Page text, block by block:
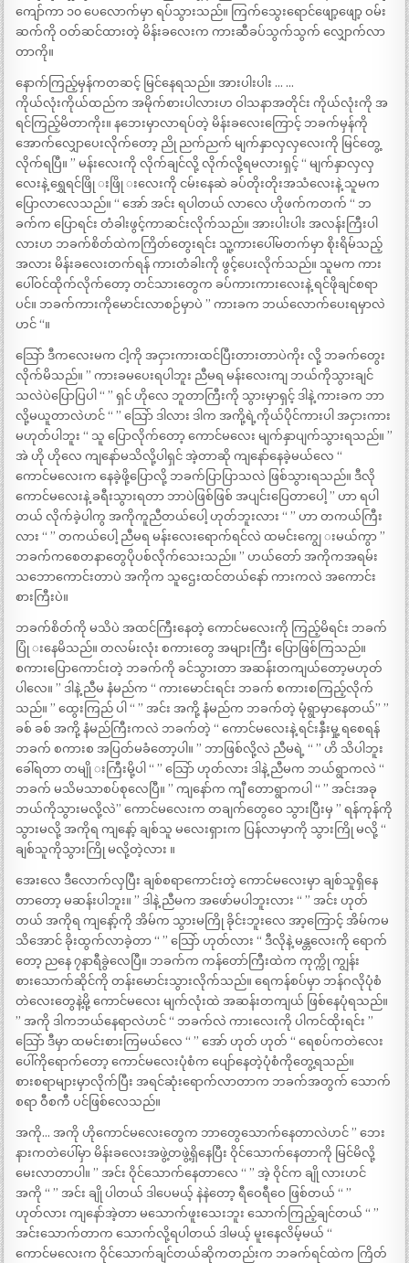
ကျော်ကာ ၁၀ ပေလောက်မှာ ရပ်သွားသည်။ ကြက်သွေးရောင်ဖျော့ဖျော့ ဝမ်း
ဆက်ကို ဝတ်ဆင်ထားတဲ့ မိန်းခလေးက ကားဆီခပ်သွက်သွက် လျှောက်လာ
တာကို။
နောက်ကြည့်မှန်ကတဆင့် မြင်နေရသည်။ အားပါးပါး … …
ကိုယ်လုံးကိုယ်ထည်က အမိုက်စားပါလားဟ ဝါသနာအတိုင်း ကိုယ်လုံးကို အ
ရင်ကြည့်မိတာကိုး။ နဘေးမှာလာရပ်တဲ့ မိန်းခလေးကြောင့် ဘခက်မှန်ကို
အောက်လျှောပေးလိုက်တော့ ညို ညက်ညက် မျက်နှာလှလှလေးကို မြင်တွေ့
လိုက်ရပြီ။ ” မန်းလေးကို လိုက်ချင်လို့ လိုက်လို့ရမလားရှင့် “ မျက်နှာလှလှ
လေးနဲ့ ရွှေရင်ဖြို းဖြို းလေးကို ငမ်းနေဆဲ ခပ်တိုးတိုးအသံလေးနဲ့ သူမက
ပြောလာလေသည်။ “ အော် အင်း ရပါတယ် လာလေ ဟိုဖက်ကတက် “ ဘ
ခက်က ပြောရင်း တံခါးဖွင့်ကာဆင်းလိုက်သည်။ အားပါးပါး အလန်းကြီးပါ
လားဟ ဘခက်စိတ်ထဲကကြိတ်တွေးရင်း သူ့ကားပေါ်မတက်မှာ စိုးရိမ်သည့်
အလား မိန်းခလေးတက်ရန် ကားတံခါးကို ဖွင့်ပေးလိုက်သည်။ သူမက ကား
ပေါ်ဝင်ထိုက်လိုက်တော့ တင်သားတွေက ခပ်ကားကားလေးနဲ့ ရင်ဖိုချင်စရာ
ပင်။ ဘခက်ကားကိုမောင်းလာစဉ်မှာပဲ ” ကားခက ဘယ်လောက်ပေးရမှာလဲ
ဟင် “။
သြော် ဒီကလေးမက ငါ့ကို အငှားကားထင်ပြီးတားတာပဲကိုး လို့ ဘခက်တွေး
လိုက်မိသည်။ ” ကားခမပေးရပါဘူး ညီမရ မန်းလေးကျ ဘယ်ကိုသွားချင်
သလဲပဲပြောပြပါ “ ” ရှင် ဟိုလေ ဘူတာကြီးကို သွားမှာရှင့် ဒါနဲ့ ကားခက ဘာ
လို့မယူတာလဲဟင် “ ” သြော် ဒါလား ဒါက အကို့ရဲ့ကိုယ်ပိုင်ကားပါ အငှားကား
မဟုတ်ပါဘူး “ သူ ပြောလိုက်တော့ ကောင်မလေး မျက်နှာပျက်သွားရသည်။ ”
အဲ ဟို ဟိုလေ ကျနော်မသိလို့ပါရှင် အဲ့တာဆို ကျနော်နေခဲ့မယ်လေ “
ကောင်မလေးက နေခဲ့ဖို့ပြောလို့ ဘခက်ပြာပြာသလဲ ဖြစ်သွားရသည်။ ဒီလို
ကောင်မလေးနဲ့ ခရီးသွားရတာ ဘာပဲဖြစ်ဖြစ် အပျင်းပြေတာပေါ့ ” ဟာ ရပါ
တယ် လိုက်ခဲ့ပါကွ အကိုကူညီတယ်ပေါ့ ဟုတ်ဘူးလား “ ” ဟာ တကယ်ကြီး
လား “ ” တကယ်ပေါ့ ညီမရ မန်းလေးရောက်ရင်လဲ ထမင်းကျွေ းမယ်ကွာ ”
ဘခက်ကစေတနာတွေပိုပစ်လိုက်သေးသည်။ ” ဟယ်တော် အကိုကအရမ်း
သဘောကောင်းတာပဲ အကိုက သူဌေးထင်တယ်နော် ကားကလဲ အကောင်း
စားကြီးပဲ။
ဘခက်စိတ်ကို မသိပဲ အထင်ကြီးနေတဲ့ ကောင်မလေးကို ကြည့်မိရင်း ဘခက်
ပြုံ းနေမိသည်။ တလမ်းလုံး စကားတွေ အများကြီး ပြောဖြစ်ကြသည်။
စကားပြောကောင်းတဲ့ ဘခက်ကို ခင်သွားတာ အဆန်းတကျယ်တော့မဟုတ်
ပါလေ။ ” ဒါနဲ့ ညီမ နံမည်က “ ကားမောင်းရင်း ဘခက် စကားစကြည့်လိုက်
သည်။ ” ထွေးကြည် ပါ “ ” အင်း အကို့ နံမည်က ဘခက်တဲ့ မုံရွာမှာနေတယ်” ”
ခစ် ခစ် အကို့ နံမည်ကြီးကလဲ ဘခက်တဲ့ “ ကောင်မလေးနဲ့ ရင်းနှီးမှု့ ရစေရန်
ဘခက် စကားစ အပြတ်မခံတော့ပါ။ ” ဘာဖြစ်လို့လဲ ညီမရဲ့ “ ” ဟိ သိပါဘူး
ခေါ်ရတာ တမျို းကြီးမို့ပါ “ ” သြော် ဟုတ်လား ဒါနဲ့ ညီမက ဘယ်ရွာကလဲ “
ဘခက် မသိမသာစပ်စုလေပြီ။ ” ကျနော်က ကျီ တောရွာကပါ “ ” အင်းအခု
ဘယ်ကိုသွားမလို့လဲ” ကောင်မလေးက တချက်တွေဝေ သွားပြီးမှ ” ရန်ကုန်ကို
သွားမလို့ အကိုရ ကျနော့် ချစ်သူ မလေးရှားက ပြန်လာမှာကို သွားကြို မလို့ “
ချစ်သူကိုသွားကြို မလို့တဲ့လား ။
အေးလေ ဒီလောက်လှပြီး ချစ်စရာကောင်းတဲ့ ကောင်မလေးမှာ ချစ်သူရှိနေ
တာတော့ မဆန်းပါဘူး။ ” ဒါနဲ့ ညီမက အဖော်မပါဘူးလား “ ” အင်း ဟုတ်
တယ် အကိုရ ကျနော့်ကို အိမ်က သွားမကြို ခိုင်းဘူးလေ အာ့ကြောင့် အိမ်ကမ
သိအောင် ခိုးထွက်လာခဲ့တာ “ ” သြော် ဟုတ်လား “ ဒီလိုနဲ့ မန္တလေးကို ရောက်
တော့ ညနေ ၇နာရီခွဲလေပြီ။ ဘခက်က ကန်တော်ကြီးထဲက ကုက္ကို ကျွန်း
စားသောက်ဆိုင်ကို တန်းမောင်းသွားလိုက်သည်။ ရေကန်စပ်မှာ ဘန်ဂလိုပုံစံ
တဲလေးတွေနဲ့မို့ ကောင်မလေး မျက်လုံးထဲ အဆန်းတကျယ် ဖြစ်နေပုံရသည်။
” အကို ဒါကဘယ်နေရာလဲဟင် “ ဘခက်လဲ ကားလေးကို ပါကင်ထိုးရင်း ”
သြော် ဒီမှာ ထမင်းစားကြမယ်လေ “ ” အော် ဟုတ် ဟုတ် “ ရေစပ်ကတဲလေး
ပေါ်ကိုရောက်တော့ ကောင်မလေးပုံစံက ပျော်နေတဲ့ပုံစံကိုတွေ့ရသည်။
စားစရာများမှာလိုက်ပြီး အရင်ဆုံးရောက်လာတာက ဘခက်အတွက် သောက်
စရာ ဝီစကီ ပင်ဖြစ်လေသည်။
အကို… အကို ဟိုကောင်မလေးတွေက ဘာတွေသောက်နေတာလဲဟင် ” ဘေး
နားကတဲပေါ်မှာ မိန်းခလေးအဖွဲ့တဖွဲ့ရှိနေပြီး ဝိုင်သောက်နေတာကို မြင်မိလို့
မေးလာတာပါ။ ” အင်း ဝိုင်သောက်နေတာလေ “ ” အဲ့ ဝိုင်က ချို လားဟင်
အကို “ ” အင်း ချို ပါတယ် ဒါပေမယ့် နဲနဲတော့ ရီဝေရီဝေ ဖြစ်တယ် “ ”
ဟုတ်လား ကျနော်အဲ့တာ မသောက်ဖူးသေးဘူး သောက်ကြည့်ချင်တယ် “ ”
အင်းသောက်တာက သောက်လို့ရပါတယ် ဒါမယ့် မူးနေလိမ့်မယ် “
ကောင်မလေးက ဝိုင်သောက်ချင်တယ်ဆိုကတည်းက ဘခက်ရင်ထဲက ကြိတ်